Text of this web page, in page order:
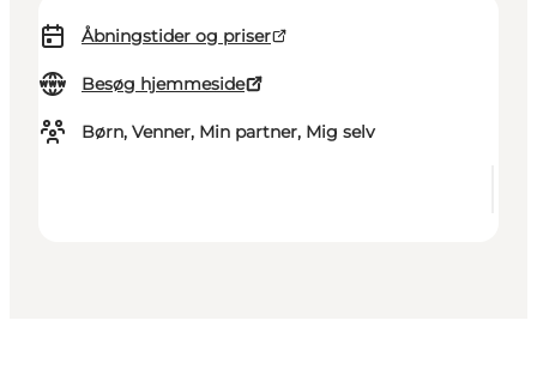
Åbningstider og priser
Besøg hjemmeside
Børn, Venner, Min partner, Mig selv